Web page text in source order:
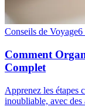
Conseils de Voyage6
Comment
Complet
Apprenez les étapes
inoubliable, avec des